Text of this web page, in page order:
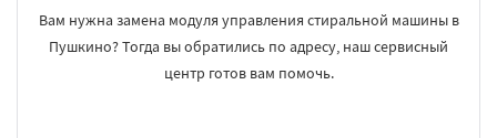
Вам нужна замена модуля управления стиральной машины в
Пушкино? Тогда вы обратились по адресу, наш сервисный
центр готов вам помочь.